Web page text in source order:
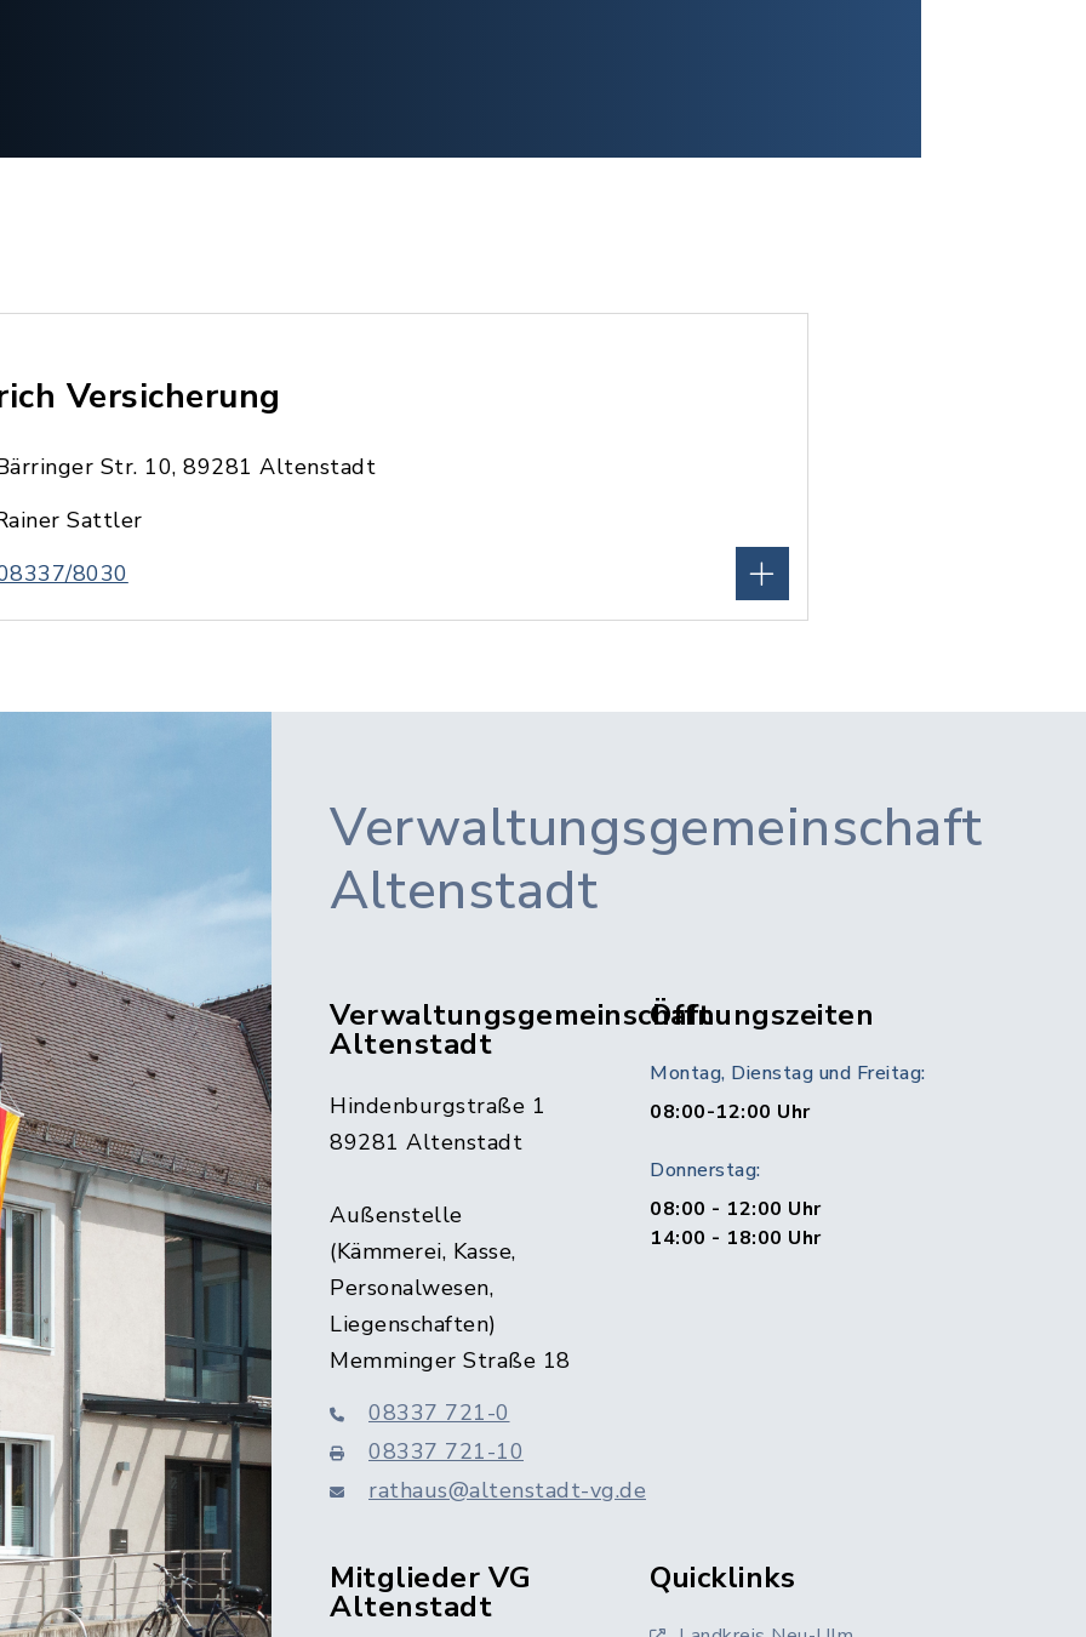
Versicherung
Str. 10, 89281 Altenstadt
Sattler
8030
Verwaltungsgemeinschaft
Altenstadt
Verwaltungsgemeinschaft
Altenstadt
Hindenburgstraße 1
89281 Altenstadt
Außenstelle
(Kämmerei, Kasse,
Personalwesen,
Liegenschaften)
Memminger Straße 18
08337 721-0
08337 721-10
rathaus@altenstadt-vg.de
Öffnungszeiten
Montag, Dienstag und Freitag:
08:00-12:00 Uhr
Donnerstag:
08:00 - 12:00 Uhr
14:00 - 18:00 Uhr
Mitglieder VG
Altenstadt
Quicklinks